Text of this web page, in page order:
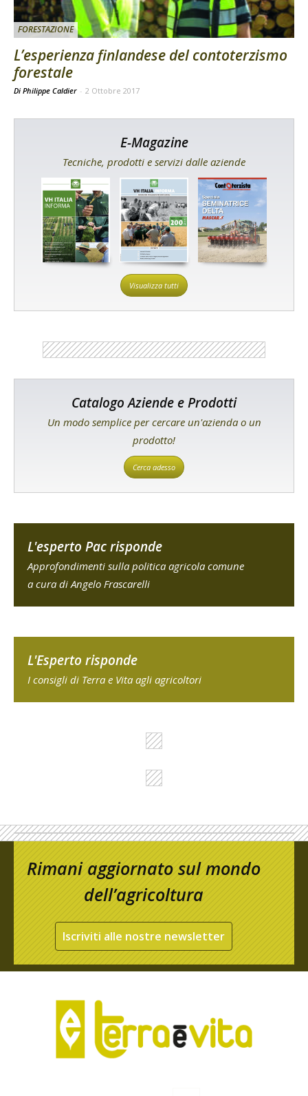
FORESTAZIONE
L’esperienza finlandese del contoterzismo
forestale
Di Philippe Caldier - 2 Ottobre 2017
E-Magazine
Tecniche, prodotti e servizi dalle aziende
Visualizza tutti
Catalogo Aziende e Prodotti
Un modo semplice per cercare un'azienda o un
prodotto!
Cerca adesso
L'esperto Pac risponde
Approfondimenti sulla politica agricola comune
a cura di Angelo Frascarelli
L'Esperto risponde
I consigli di Terra e Vita agli agricoltori
Rimani aggiornato sul mondo
dell’agricoltura
Iscriviti alle nostre newsletter